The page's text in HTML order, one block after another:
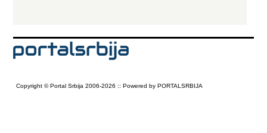
Copyright © Portal Srbija 2006-2026 :: Powered by PORTALSRBIJA